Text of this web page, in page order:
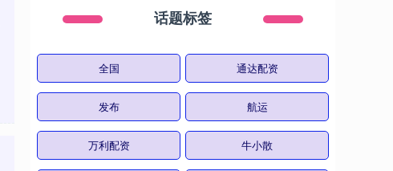
话题标签
全国 通达配资
发布 航运
万利配资 牛小散